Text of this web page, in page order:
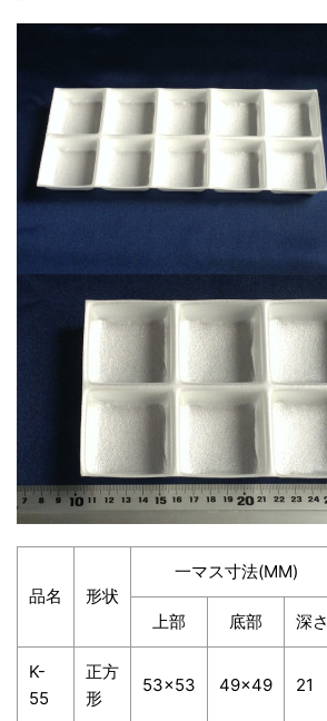
品名 形状
一マス寸法(MM)
上部
底部 深さ
K-
55
正方
形
53×53 49×49 21